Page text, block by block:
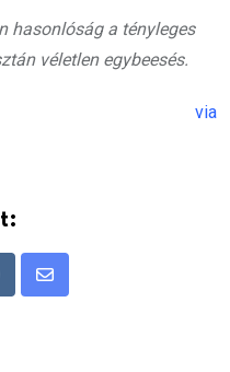
hasonlóság a tényleges
véletlen egybeesés.
via
Share